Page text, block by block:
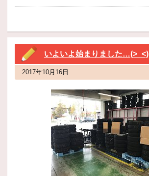
いよいよ始まりました…(>_<)
2017年10月16日